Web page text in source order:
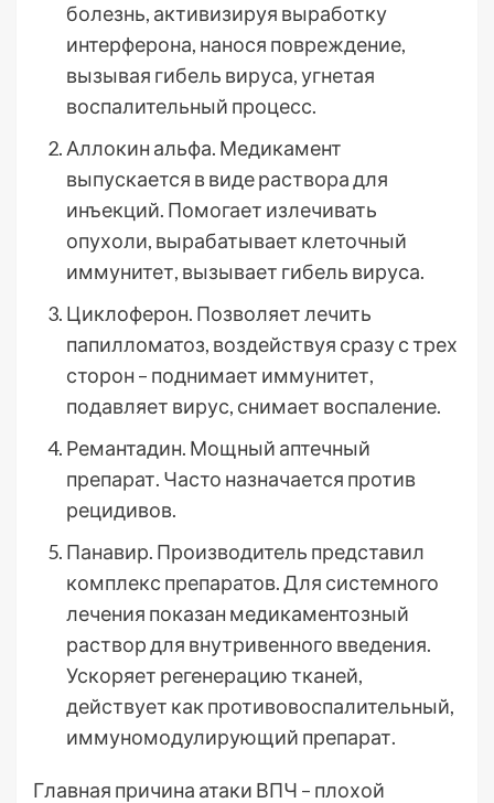
болезнь, активизируя выработку
интерферона, нанося повреждение,
вызывая гибель вируса, угнетая
воспалительный процесс.
Аллокин альфа. Медикамент
выпускается в виде раствора для
инъекций. Помогает излечивать
опухоли, вырабатывает клеточный
иммунитет, вызывает гибель вируса.
Циклоферон. Позволяет лечить
папилломатоз, воздействуя сразу с трех
сторон – поднимает иммунитет,
подавляет вирус, снимает воспаление.
Ремантадин. Мощный аптечный
препарат. Часто назначается против
рецидивов.
Панавир. Производитель представил
комплекс препаратов. Для системного
лечения показан медикаментозный
раствор для внутривенного введения.
Ускоряет регенерацию тканей,
действует как противовоспалительный,
иммуномодулирующий препарат.
Главная причина атаки ВПЧ – плохой